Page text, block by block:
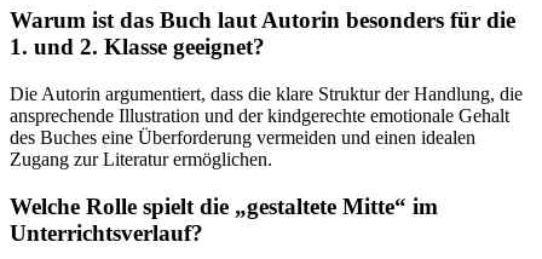
Warum ist das Buch laut Autorin besonders für die
1. und 2. Klasse geeignet?
Die Autorin argumentiert, dass die klare Struktur der Handlung, die
ansprechende Illustration und der kindgerechte emotionale Gehalt
des Buches eine Überforderung vermeiden und einen idealen
Zugang zur Literatur ermöglichen.
Welche Rolle spielt die „gestaltete Mitte“ im
Unterrichtsverlauf?